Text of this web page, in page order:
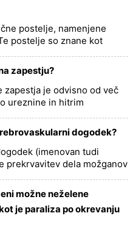
postelje, namenjene
postelje so znane kot
zapestju?
je odvisno od več
ureznine in hitrim
dogodek?
(imenovan tudi
prekrvavitev dela možganov
možne neželene
je paraliza po okrevanju